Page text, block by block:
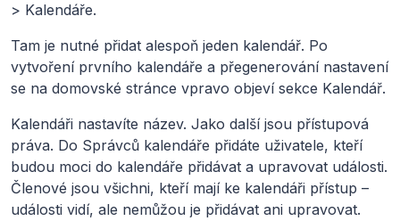
> Kalendáře.
Tam je nutné přidat alespoň jeden kalendář. Po
vytvoření prvního kalendáře a přegenerování nastavení
se na domovské stránce vpravo objeví sekce Kalendář.
Kalendáři nastavíte název. Jako další jsou přístupová
práva. Do Správců kalendáře přidáte uživatele, kteří
budou moci do kalendáře přidávat a upravovat události.
Členové jsou všichni, kteří mají ke kalendáři přístup –
události vidí, ale nemůžou je přidávat ani upravovat.